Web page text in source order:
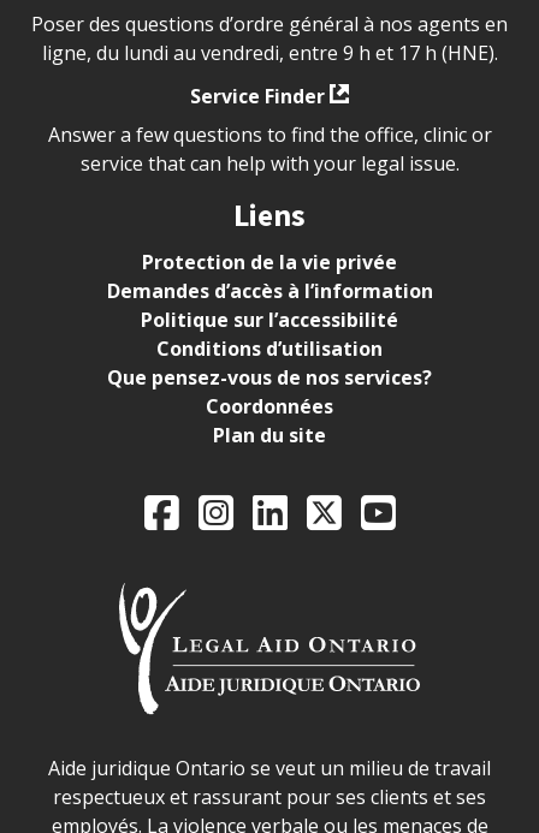
Poser des questions d’ordre général à nos agents en
ligne, du lundi au vendredi, entre 9 h et 17 h (HNE).
Service Finder
Answer a few questions to find the office, clinic or
service that can help with your legal issue.
Liens
Protection de la vie privée
Demandes d’accès à l’information
Politique sur l’accessibilité
Conditions d’utilisation
Que pensez-vous de nos services?
Coordonnées
Plan du site
Legal Aid Ontario
FacebookInstagram
LinkedIn
X YouTube
Déclaration sur la sécurité dans les locaux d'AJO.
Aide juridique Ontario se veut un milieu de travail
respectueux et rassurant pour ses clients et ses
employés. La violence verbale ou les menaces de